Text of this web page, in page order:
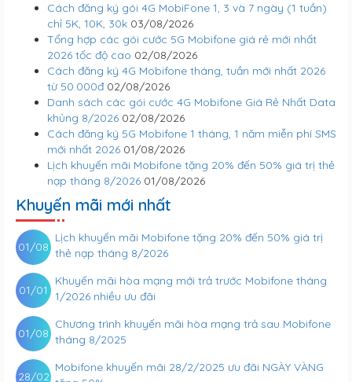
Cách đăng ký gói 4G MobiFone 1, 3 và 7 ngày (1 tuần)
chỉ 5K, 10K, 30k 03/08/2026
Tổng hợp các gói cước 5G Mobifone giá rẻ mới nhất
2026 tốc độ cao 02/08/2026
Cách đăng ký 4G Mobifone tháng, tuần mới nhất 2026
từ 50.000đ 02/08/2026
Danh sách các gói cước 4G Mobifone Giá Rẻ Nhất Data
khủng 8/2026 02/08/2026
Cách đăng ký 5G Mobifone 1 tháng, 1 năm miễn phí SMS
mới nhất 2026 01/08/2026
Lịch khuyến mãi Mobifone tặng 20% đến 50% giá trị thẻ
nạp tháng 8/2026 01/08/2026
Khuyến mãi mới nhất
Lịch khuyến mãi Mobifone tặng 20% đến 50% giá trị
thẻ nạp tháng 8/2026
01/08
Khuyến mãi hòa mạng mới trả trước Mobifone tháng
1/2026 nhiều ưu đãi
01/01
Chương trình khuyến mãi hòa mạng trả sau Mobifone
tháng 8/2025
01/08
Mobifone khuyến mãi 28/2/2025 ưu đãi NGÀY VÀNG
28/02